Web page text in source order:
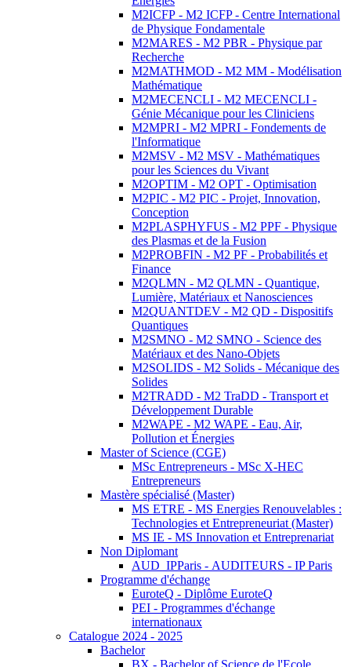
M2ICFP - M2 ICFP - Centre International
de Physique Fondamentale
M2MARES - M2 PBR - Physique par
Recherche
M2MATHMOD - M2 MM - Modélisation
Mathématique
M2MECENCLI - M2 MECENCLI -
Génie Mécanique pour les Cliniciens
M2MPRI - M2 MPRI - Fondements de
l'Informatique
M2MSV - M2 MSV - Mathématiques
pour les Sciences du Vivant
M2OPTIM - M2 OPT - Optimisation
M2PIC - M2 PIC - Projet, Innovation,
Conception
M2PLASPHYFUS - M2 PPF - Physique
des Plasmas et de la Fusion
M2PROBFIN - M2 PF - Probabilités et
Finance
M2QLMN - M2 QLMN - Quantique,
Lumière, Matériaux et Nanosciences
M2QUANTDEV - M2 QD - Dispositifs
Quantiques
M2SMNO - M2 SMNO - Science des
Matériaux et des Nano-Objets
M2SOLIDS - M2 Solids - Mécanique des
Solides
M2TRADD - M2 TraDD - Transport et
Développement Durable
M2WAPE - M2 WAPE - Eau, Air,
Pollution et Énergies
Master of Science (CGE)
MSc Entrepreneurs - MSc X-HEC
Entrepreneurs
Mastère spécialisé (Master)
MS ETRE - MS Energies Renouvelables :
Technologies et Entrepreneuriat (Master)
MS IE - MS Innovation et Entreprenariat
Non Diplomant
AUD_IPParis - AUDITEURS - IP Paris
Programme d'échange
EuroteQ - Diplôme EuroteQ
PEI - Programmes d'échange
internationaux
Catalogue 2024 - 2025
Bachelor
BX - Bachelor of Science de l'Ecole